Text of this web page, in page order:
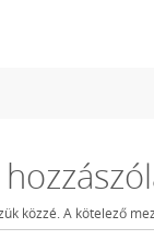
közzé.A kötelező